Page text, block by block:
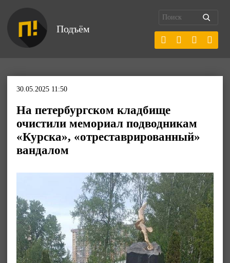
Подъём
30.05.2025 11:50
На петербургском кладбище
очистили мемориал подводникам
«Курска», «отреставрированный»
вандалом